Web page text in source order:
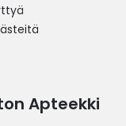
Apteekki